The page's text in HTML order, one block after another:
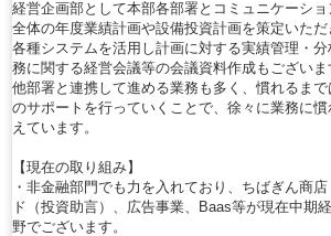
経営企画部として本部各部署とコミュニケーシ
全体の年度業績計画や設備投資計画を策定いた
各種システムを活用し計画に対する実績管理・
務に関する経営会議等の会議資料作成もございま
他部署と連携して進める業務も多く、慣れるま
のサポートを行っていくことで、徐々に業務に
えています。
【現在の取り組み】
・非金融部門でも力を入れており、ちばぎん商
ド（投資助言）、広告事業、Baas等が現在中期
野でございます。